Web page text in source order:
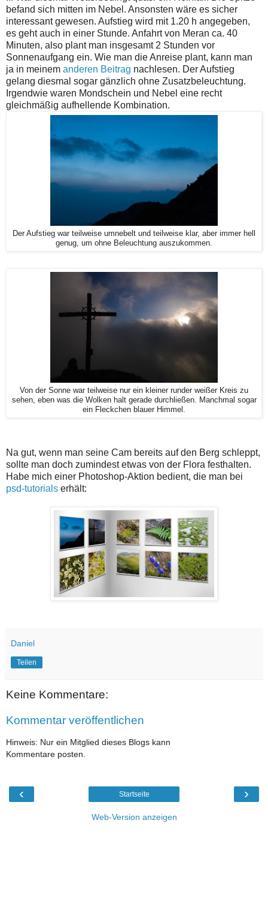
befand sich mitten im Nebel. Ansonsten wäre es sicher
interessant gewesen. Aufstieg wird mit 1.20 h angegeben,
es geht auch in einer Stunde. Anfahrt von Meran ca. 40
Minuten, also plant man insgesamt 2 Stunden vor
Sonnenaufgang ein. Wie man die Anreise plant, kann man
ja in meinem anderen Beitrag nachlesen. Der Aufstieg
gelang diesmal sogar gänzlich ohne Zusatzbeleuchtung.
Irgendwie waren Mondschein und Nebel eine recht
gleichmäßig aufhellende Kombination.
Der Aufstieg war teilweise umnebelt und teilweise klar, aber immer hell
genug, um ohne Beleuchtung auszukommen.
Von der Sonne war teilweise nur ein kleiner runder weißer Kreis zu
sehen, eben was die Wolken halt gerade durchließen. Manchmal sogar
ein Fleckchen blauer Himmel.
Na gut, wenn man seine Cam bereits auf den Berg schleppt,
sollte man doch zumindest etwas von der Flora festhalten.
Habe mich einer Photoshop-Aktion bedient, die man bei
psd-tutorials erhält:
Daniel
Teilen
Keine Kommentare:
Kommentar veröffentlichen
Hinweis: Nur ein Mitglied dieses Blogs kann
Kommentare posten.
‹ ›
Startseite
Web-Version anzeigen